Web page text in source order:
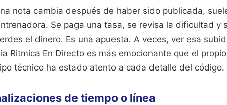
nota cambia después de haber sido publicada,
Se paga una tasa, se revisa la dificultad y
el dinero. Es una apuesta. A veces, ver esa
Ritmica En Directo es más emocionante que el
técnico ha estado atento a cada detalle del código.
de tiempo o línea